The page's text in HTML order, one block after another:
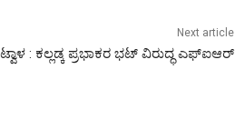
Next article
: ಕಲ್ಲಡ್ಕ ಪ್ರಭಾಕರ ಭಟ್ ವಿರುದ್ಧ ಎಫ್‌ಐಆರ್